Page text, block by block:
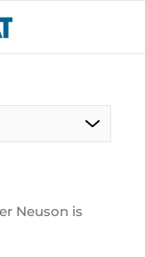
Neuson is